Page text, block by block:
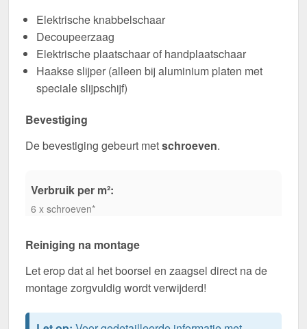
Elektrische knabbelschaar
Decoupeerzaag
Elektrische plaatschaar of handplaatschaar
Haakse slijper (alleen bij aluminium platen met
speciale slijpschijf)
Bevestiging
De bevestiging gebeurt metschroeven.
Verbruik per m²:
6 x schroeven*
Reiniging na montage
Let erop dat al het boorsel en zaagsel direct na de
montage zorgvuldig wordt verwijderd!